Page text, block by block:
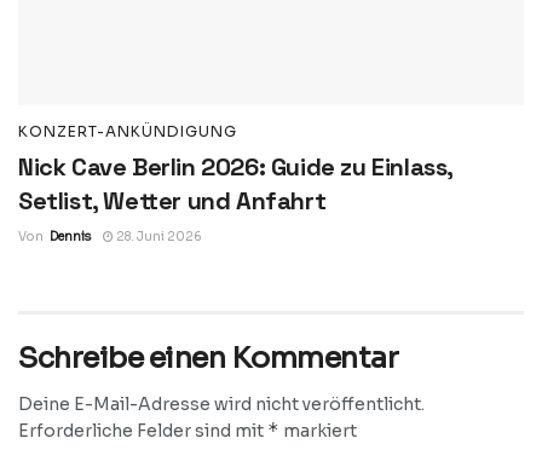
KONZERT-ANKÜNDIGUNG
Nick Cave Berlin 2026: Guide zu Einlass,
Setlist, Wetter und Anfahrt
Von Dennis 28. Juni 2026
Schreibe einen Kommentar
Deine E-Mail-Adresse wird nicht veröffentlicht.
Erforderliche Felder sind mit * markiert